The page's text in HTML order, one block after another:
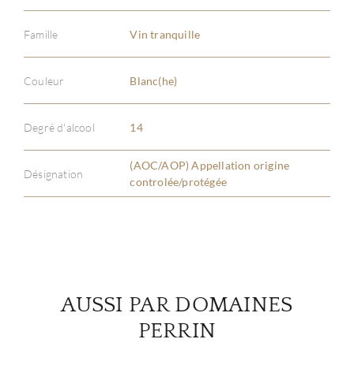
Famille Vin tranquille
Couleur Blanc(he)
Degré d'alcool 14
Désignation
(AOC/AOP) Appellation origine
controlée/protégée
AUSSI PAR DOMAINES
PERRIN